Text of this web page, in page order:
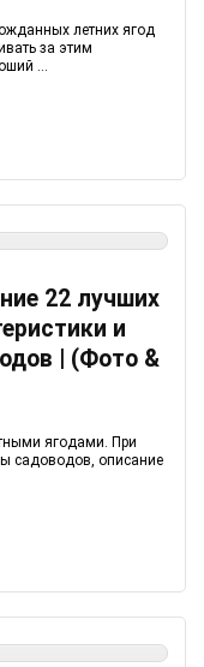
летних ягод
за этим
...
22 лучших
и
| (Фото &
ягодами. При
садоводов, описание